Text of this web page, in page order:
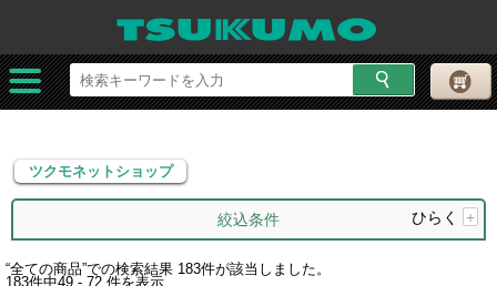
ツクモネットショップ
ツクモネットショップ
絞込条件 ひらく +
“全ての商品”での検索結果 183件が該当しました。
183件中49 - 72 件を表示